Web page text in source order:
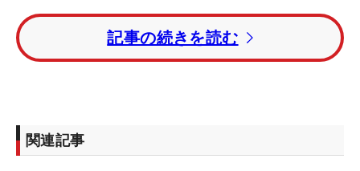
トータル3アンダー・2位に四村彩也香が入った。
都玲華はトータル9オーバー・34位。臼井麗香を姉
※マイナビ ネクストヒロインゴルフツアー（共催：
記事の続きを読む
関連記事